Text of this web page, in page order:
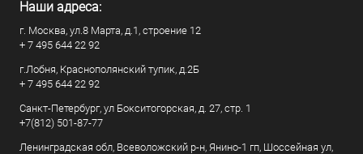
Наши адреса:
г. Москва, ул.8 Марта, д.1, строение 12
+ 7 495 644 22 92
г.Лобня, Краснополянский тупик, д.2Б
+ 7 495 644 22 92
Санкт-Петербург, ул Бокситогорская, д. 27, стр. 1
+7(812) 501-87-77
Ленинградская обл, Всеволожский р-н, Янино-1 гп, Шоссейная ул,